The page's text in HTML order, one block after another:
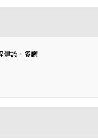
建議、餐廳